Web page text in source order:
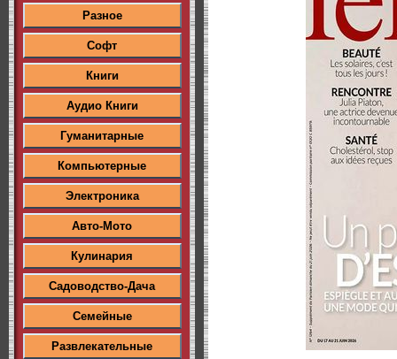
Разное
Софт
Книги
Аудио Книги
Гуманитарные
Компьютерные
Электроника
Авто-Мото
Кулинария
Садоводство-Дача
Семейные
Развлекательные